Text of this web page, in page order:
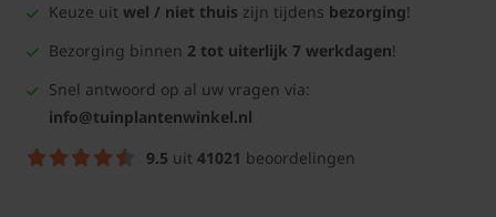
Keuze uit wel / niet thuis zijn tijdens bezorging!
Bezorging binnen 2 tot uiterlijk 7 werkdagen!
Snel antwoord op al uw vragen via:
info@tuinplantenwinkel.nl
9.5 uit 41021 beoordelingen